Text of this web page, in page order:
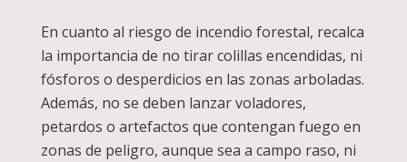
En cuanto al riesgo de incendio forestal, recalca
la importancia de no tirar colillas encendidas, ni
fósforos o desperdicios en las zonas arboladas.
Además, no se deben lanzar voladores,
petardos o artefactos que contengan fuego en
zonas de peligro, aunque sea a campo raso, ni